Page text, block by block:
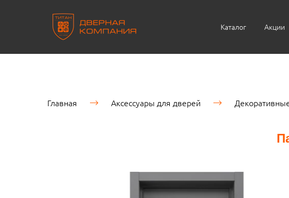
Каталог Акции
Главная Аксессуары для дверей